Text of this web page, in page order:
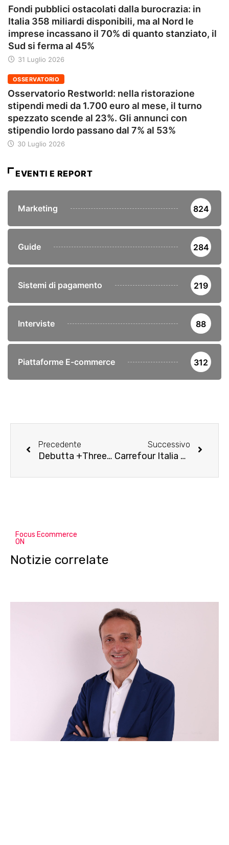
Fondi pubblici ostacolati dalla burocrazia: in
Italia 358 miliardi disponibili, ma al Nord le
imprese incassano il 70% di quanto stanziato, il
Sud si ferma al 45%
31 Luglio 2026
OSSERVATORIO
Osservatorio Restworld: nella ristorazione
stipendi medi da 1.700 euro al mese, il turno
spezzato scende al 23%. Gli annunci con
stipendio lordo passano dal 7% al 53%
30 Luglio 2026
EVENTI E REPORT
Marketing 824
Guide 284
Sistemi di pagamento 219
Interviste 88
Piattaforme E-commerce 312
Precedente
Debutta +Three°°° fondato sullo sviluppo etico per promuovere la sostenibilità
Successivo
Carrefour Italia e Generali Welion in partnership strategica
Focus Ecommerce
ON
Notizie correlate